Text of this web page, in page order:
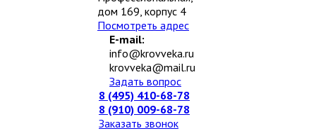
дом 169, корпус 4
Посмотреть адрес
E-mail:
info@krovveka.ru
krovveka@mail.ru
Задать вопрос
8 (495) 410-68-78
8 (910) 009-68-78
Заказать звонок